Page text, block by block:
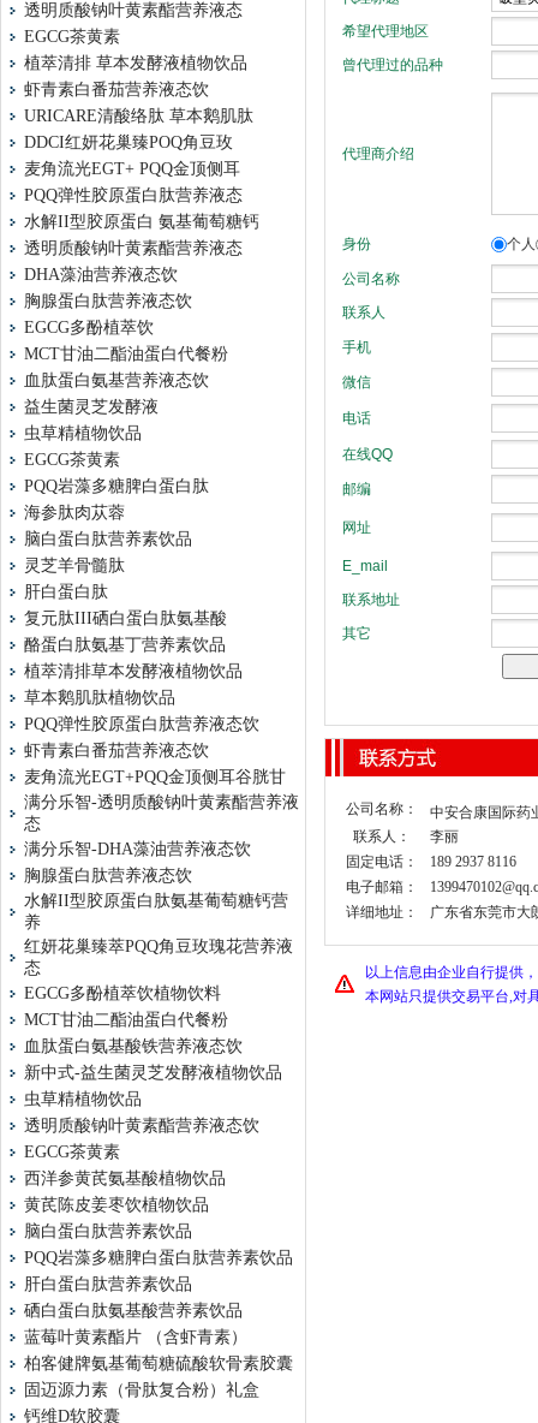
透明质酸钠叶黄素酯营养液态
EGCG茶黄素
植萃清排 草本发酵液植物饮品
虾青素白番茄营养液态饮
URICARE清酸络肽 草本鹅肌肽
DDCI红妍花巢臻POQ角豆玫
麦角流光EGT+ PQQ金顶侧耳
PQQ弹性胶原蛋白肽营养液态
水解II型胶原蛋白 氨基葡萄糖钙
透明质酸钠叶黄素酯营养液态
DHA藻油营养液态饮
胸腺蛋白肽营养液态饮
EGCG多酚植萃饮
MCT甘油二酯油蛋白代餐粉
血肽蛋白氨基营养液态饮
益生菌灵芝发酵液
虫草精植物饮品
EGCG茶黄素
PQQ岩藻多糖脾白蛋白肽
海参肽肉苁蓉
脑白蛋白肽营养素饮品
灵芝羊骨髓肽
肝白蛋白肽
复元肽III硒白蛋白肽氨基酸
酪蛋白肽氨基丁营养素饮品
植萃清排草本发酵液植物饮品
草本鹅肌肽植物饮品
PQQ弹性胶原蛋白肽营养液态饮
虾青素白番茄营养液态饮
麦角流光EGT+PQQ金顶侧耳谷胱甘
满分乐智-透明质酸钠叶黄素酯营养液
态
满分乐智-DHA藻油营养液态饮
胸腺蛋白肽营养液态饮
水解II型胶原蛋白肽氨基葡萄糖钙营
养
红妍花巢臻萃PQQ角豆玫瑰花营养液
态
EGCG多酚植萃饮植物饮料
MCT甘油二酯油蛋白代餐粉
血肽蛋白氨基酸铁营养液态饮
新中式-益生菌灵芝发酵液植物饮品
虫草精植物饮品
透明质酸钠叶黄素酯营养液态饮
EGCG茶黄素
西洋参黄芪氨基酸植物饮品
黄芪陈皮姜枣饮植物饮品
脑白蛋白肽营养素饮品
PQQ岩藻多糖脾白蛋白肽营养素饮品
肝白蛋白肽营养素饮品
硒白蛋白肽氨基酸营养素饮品
蓝莓叶黄素酯片 （含虾青素）
柏客健牌氨基葡萄糖硫酸软骨素胶囊
固迈源力素（骨肽复合粉）礼盒
钙维D软胶囊
公司名称：
中安合康国际药
联系人：
李丽
固定电话：
189 2937 8116
电子邮箱：
详细地址：
广东省东莞市大
以上信息由企业自行提供
本网站只提供交易平台,对